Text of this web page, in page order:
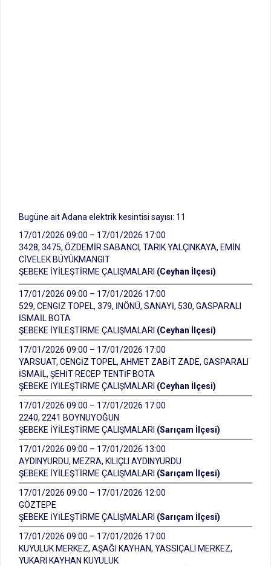
Bugüne ait Adana elektrik kesintisi sayısı: 11
17/01/2026 09:00 – 17/01/2026 17:00
3428, 3475, ÖZDEMİR SABANCI, TARIK YALÇINKAYA, EMİN
CİVELEK BÜYÜKMANGIT
ŞEBEKE İYİLEŞTİRME ÇALIŞMALARI (Ceyhan İlçesi)
17/01/2026 09:00 – 17/01/2026 17:00
529, CENGİZ TOPEL, 379, İNÖNÜ, SANAYİ, 530, GASPARALI
İSMAİL BOTA
ŞEBEKE İYİLEŞTİRME ÇALIŞMALARI (Ceyhan İlçesi)
17/01/2026 09:00 – 17/01/2026 17:00
YARSUAT, CENGİZ TOPEL, AHMET ZABİT ZADE, GASPARALI
İSMAİL, ŞEHİT RECEP TENTİF BOTA
ŞEBEKE İYİLEŞTİRME ÇALIŞMALARI (Ceyhan İlçesi)
17/01/2026 09:00 – 17/01/2026 17:00
2240, 2241 BOYNUYOĞUN
ŞEBEKE İYİLEŞTİRME ÇALIŞMALARI (Sarıçam İlçesi)
17/01/2026 09:00 – 17/01/2026 13:00
AYDINYURDU, MEZRA, KILIÇLI AYDINYURDU
ŞEBEKE İYİLEŞTİRME ÇALIŞMALARI (Sarıçam İlçesi)
17/01/2026 09:00 – 17/01/2026 12:00
GÖZTEPE
ŞEBEKE İYİLEŞTİRME ÇALIŞMALARI (Sarıçam İlçesi)
17/01/2026 09:00 – 17/01/2026 17:00
KUYULUK MERKEZ, AŞAĞI KAYHAN, YASSIÇALI MERKEZ,
YUKARI KAYHAN KUYULUK